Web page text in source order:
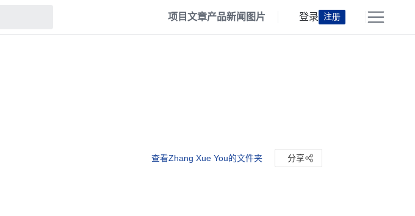
项目文章产品新闻 图片 登录 注册
查看Zhang Xue You的文件夹 分享